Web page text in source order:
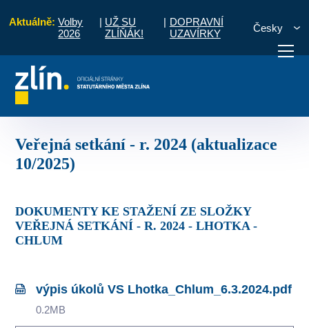
Aktuálně: Volby
2026
| UŽ SU
ZLÍŇÁK!
| DOPRAVNÍ
UZAVÍRKY
Česky
vyřídit Potřebuji zaplatit Diskuzní
Veřejná setkání - r. 2024 (aktualizace
10/2025)
DOKUMENTY KE STAŽENÍ ZE SLOŽKY
VEŘEJNÁ SETKÁNÍ - R. 2024 - LHOTKA -
CHLUM
výpis úkolů VS Lhotka_Chlum_6.3.2024.pdf
0.2MB